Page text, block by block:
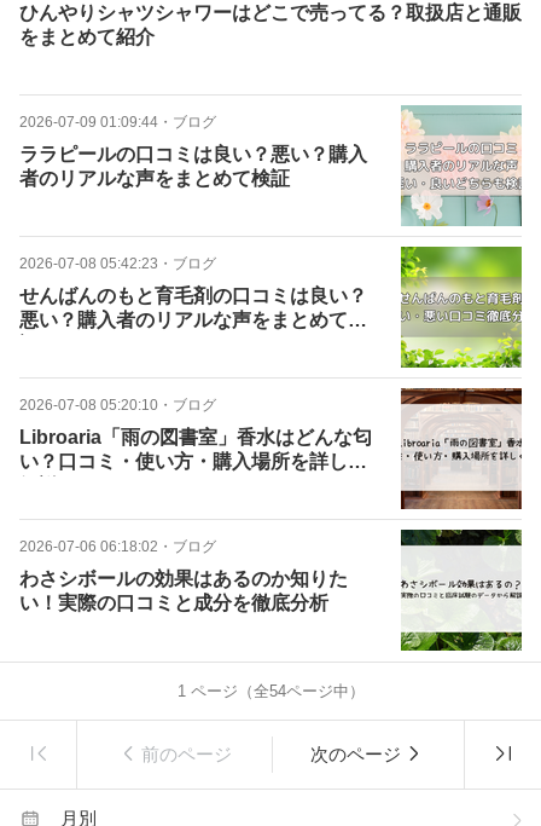
ひんやりシャツシャワーはどこで売ってる？取扱店と通販
をまとめて紹介
2026-07-09 01:09:44 ・ ブログ
ララピールの口コミは良い？悪い？購入
者のリアルな声をまとめて検証
2026-07-08 05:42:23 ・ ブログ
せんばんのもと育毛剤の口コミは良い？
悪い？購入者のリアルな声をまとめて検
2026-07-08 05:20:10 ・ ブログ
Libroaria「雨の図書室」香水はどんな匂
い？口コミ・使い方・購入場所を詳しく
2026-07-06 06:18:02 ・ ブログ
わさシボールの効果はあるのか知りた
い！実際の口コミと成分を徹底分析
1ページ（全54ページ中）
前のページ 次のページ
月別